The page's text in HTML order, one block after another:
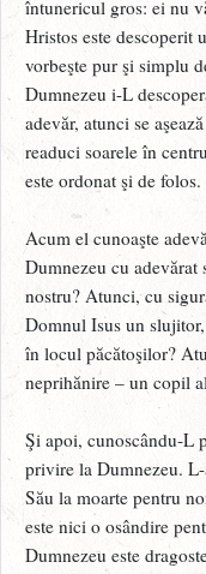
întunericul gros: ei nu
Hristos este descoperit
vorbeşte pur şi simplu
Dumnezeu i-L
adevăr, atunci se
readuci soarele în
este ordonat şi de folos.
Acum el cunoaşte
Dumnezeu cu adevărat
nostru? Atunci, cu
Domnul Isus un
în locul păcătoşilor?
neprihănire – un copil
Şi apoi, cunoscându-L
privire la Dumnezeu.
Său la moarte pentru
este nici o osândire
Dumnezeu este